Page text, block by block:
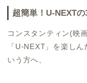
超簡単！U-NEXT
コンスタンティン(映
「U-NEXT」を楽し
いう方へ、